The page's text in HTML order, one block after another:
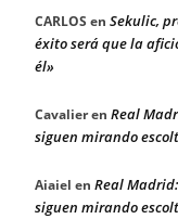
CARLOS en Sekulic,
éxito será que la
él»
Cavalieren Real
siguen mirando
Aiaiel en Real
siguen mirando